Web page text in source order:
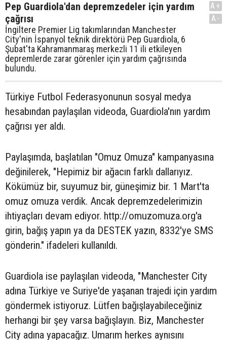
Pep Guardiola'dan depremzedeler için yardım
çağrısı
İngiltere Premier Lig takımlarından Manchester
City'nin İspanyol teknik direktörü Pep Guardiola, 6
Şubat'ta Kahramanmaraş merkezli 11 ili etkileyen
depremlerde zarar görenler için yardım çağrısında
bulundu.
A+
A-
Türkiye Futbol Federasyonunun sosyal medya
hesabından paylaşılan videoda, Guardiola'nın yardım
çağrısı yer aldı.
Paylaşımda, başlatılan "Omuz Omuza" kampanyasına
değinilerek, "Hepimiz bir ağacın farklı dallarıyız.
Kökümüz bir, suyumuz bir, güneşimiz bir. 1 Mart'ta
omuz omuza verdik. Ancak depremzedelerimizin
ihtiyaçları devam ediyor. http://omuzomuza.org'a
girin, bağış yapın ya da DESTEK yazın, 8332'ye SMS
gönderin." ifadeleri kullanıldı.
Guardiola ise paylaşılan videoda, "Manchester City
adına Türkiye ve Suriye'de yaşanan trajedi için yardım
göndermek istiyoruz. Lütfen bağışlayabileceğiniz
herhangi bir şey varsa bağışlayın. Biz, Manchester
City adına yapacağız. Umarım herkes aynısını